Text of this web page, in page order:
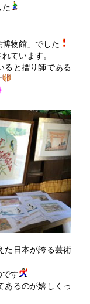
た
物館」でした
ています。
ると摺り師である
た日本が誇る芸術
です
あるのが嬉しくっ